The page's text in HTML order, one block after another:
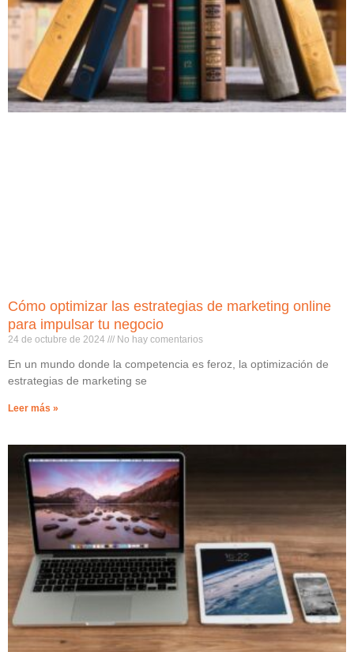
Cómo optimizar las estrategias de marketing online
para impulsar tu negocio
24 de octubre de 2024 No hay comentarios
En un mundo donde la competencia es feroz, la optimización de
estrategias de marketing se
Leer más »